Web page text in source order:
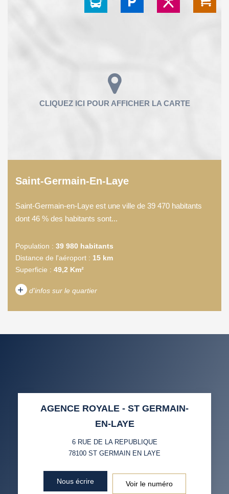
Saint-Germain-En-Laye
Saint-Germain-en-Laye est une ville de 39 470 habitants
dont 46 % des habitants sont...
Population : 39 980 habitants
Distance de l'aéroport : 15 km
Superficie : 49,2 Km²
+ d'infos sur le quartier
TAXE FONCIÈRE
PART DES MÉNAGES SANS
VOITURE
SUPERFICIE :
RÉSULTATS DES LYCÉES ECOLES ET CRÈCHES
AGENCE ROYALE - ST GERMAIN-
EN-LAYE
6 RUE DE LA REPUBLIQUE
78100 ST GERMAIN EN LAYE
Nous écrire Voir le numéro